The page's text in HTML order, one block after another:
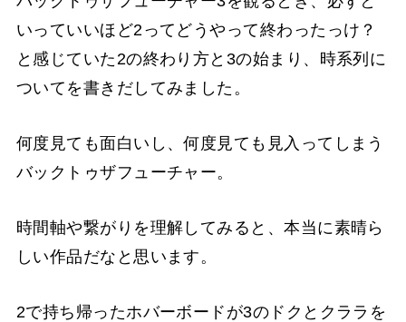
いっていいほど2ってどうやって終わったっけ？
と感じていた2の終わり方と3の始まり、時系列に
ついてを書きだしてみました。
何度見ても面白いし、何度見ても見入ってしまう
バックトゥザフューチャー。
時間軸や繋がりを理解してみると、本当に素晴ら
しい作品だなと思います。
2で持ち帰ったホバーボードが3のドクとクララを